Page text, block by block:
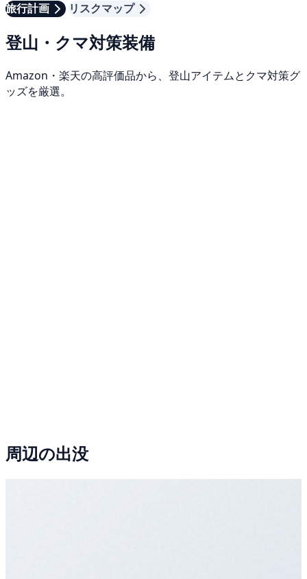
旅行計画
リスクマップ
登山・クマ対策装備
Amazon・楽天の高評価品から、登山アイテムとクマ対策グ
ッズを厳選。
周辺の出没